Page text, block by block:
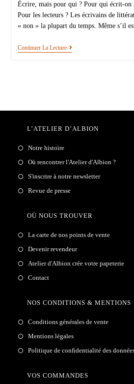
Écrire, mais pour qui ? Pour qui écrit-on
Pour les lecteurs ? Les écrivains de
« non » la plupart du temps. Même s’il
Continuer La Lecture
L’ATELIER D’ALBION
Notre histoire
Où rencontrer l'Atelier d'Albion ?
S'inscrire à notre newsletter
Revue de presse
OÙ NOUS TROUVER
La carte de nos points de vente
Devenir revendeur
Atelier d'Albion crée votre papeterie
Contact
NOS CONDITIONS & MENTIONS
Conditions générales de vente
Mentions légales
Politique de confidentialité des
VOS COMMANDES